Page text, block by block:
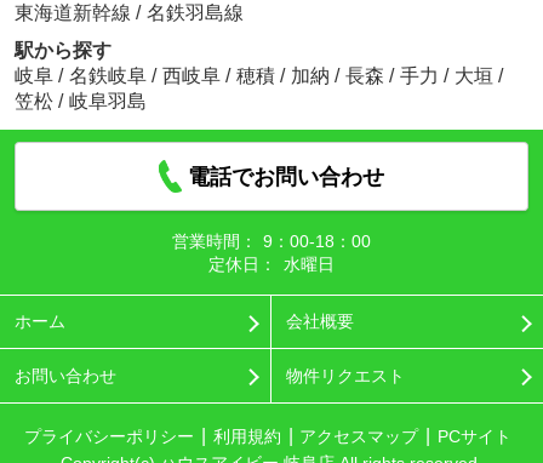
東海道新幹線 / 名鉄羽島線
駅から探す
岐阜 / 名鉄岐阜 / 西岐阜 / 穂積 / 加納 / 長森 / 手力 / 大垣 /
笠松 / 岐阜羽島
電話でお問い合わせ
営業時間：
9：00‐18：00
定休日：
水曜日
ホーム 会社概要
お問い合わせ 物件リクエスト
プライバシーポリシー 利用規約 アクセスマップ
PCサイト